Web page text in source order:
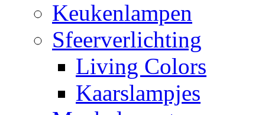
Keukenlampen
Sfeerverlichting
Living Colors
Kaarslampjes